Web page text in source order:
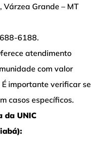
Várzea Grande – MT
6188.
atendimento
com valor
É importante verificar se
casos específicos.
da UNIC